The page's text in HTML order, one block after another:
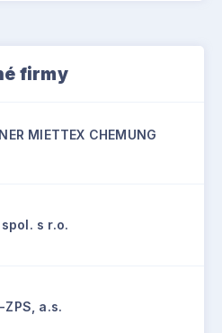
firmy
MIETTEX CHEMUNG
s r.o.
ZPS, a.s.